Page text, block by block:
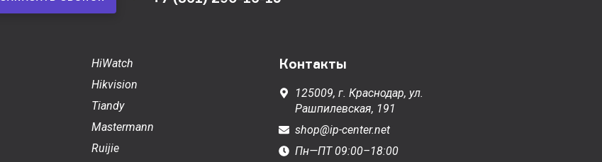
HiWatch
Hikvision
Tiandy
Mastermann
Ruijie
Контакты
125009, г. Краснодар, ул.
Рашпилевская, 191
shop@ip-center.net
Пн—ПТ 09:00–18:00